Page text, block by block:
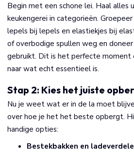
Begin met een schone lei. Haal alles
keukengerei in categorieën.
lepels bij lepels en elastiekjes bij
of overbodige spullen weg en
gebruikt. Dit is het perfecte moment
naar wat echt essentieel is.
Stap 2: Kies het juiste
Nu je weet wat er in de la moet
over hoe je het het beste opbergt.
handige opties:
Bestekbakken en